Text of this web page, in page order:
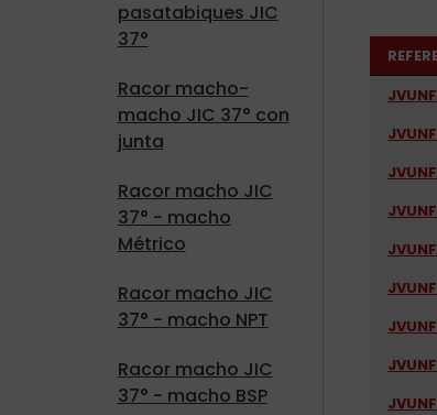
pasatabiques JIC
37°
Racor macho-
macho JIC 37° con
junta
Racor macho JIC
37° - macho
Métrico
Racor macho JIC
37° - macho NPT
Racor macho JIC
37° - macho BSP